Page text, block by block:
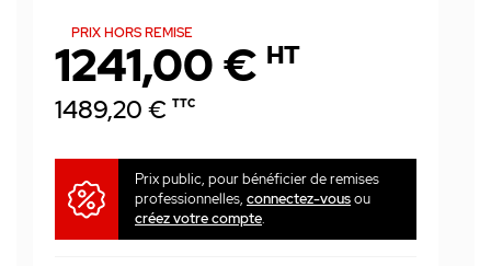
PRIX HORS REMISE
1241,00 € HT
1489,20 € TTC
Prix public, pour bénéficier de remises
professionnelles, connectez-vousou
créez votre compte.